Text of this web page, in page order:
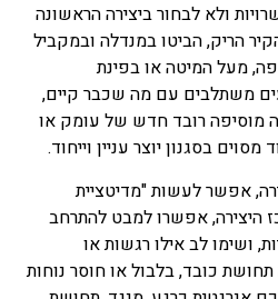
ולא לבחור ביצירה הראשונה
הריק, הביטו במנדלה ובמקביל
מעל המיטה או בפינת
משתלבים עם מה שכבר קיים,
מוסיפה רובד חדש של עומק או
בסגנון יוצר עניין וייחוד.
אפשר לעשות "מדיטציית
היצירה, אפשרו למבט להתרחב
ושימו לב אילו רגשות או
כובד, בלבול או חוסר נוחות